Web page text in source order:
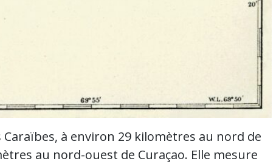
à environ 29 kilomètres au nord de
au nord-ouest de Curaçao. Elle mesure